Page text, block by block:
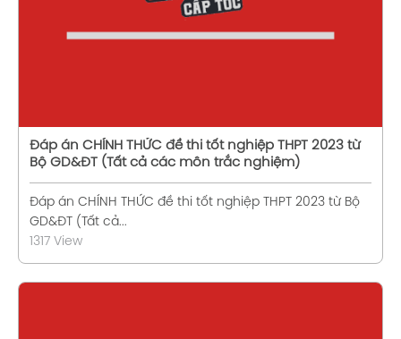
Đáp án CHÍNH THỨC đề thi tốt nghiệp THPT 2023 từ
Bộ GD&ĐT (Tất cả các môn trắc nghiệm)
Đáp án CHÍNH THỨC đề thi tốt nghiệp THPT 2023 từ Bộ
GD&ĐT (Tất cả...
1317 View